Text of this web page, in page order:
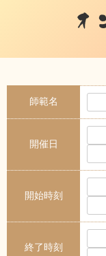
オ
師範名
開催日
開始時刻
終了時刻